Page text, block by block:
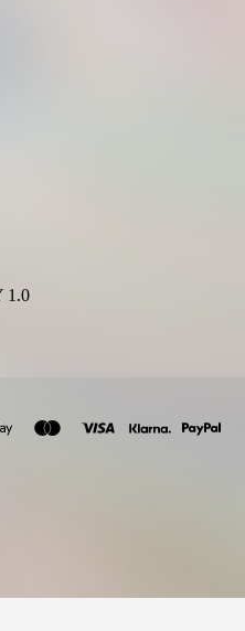
Spaß auf dem
1.0